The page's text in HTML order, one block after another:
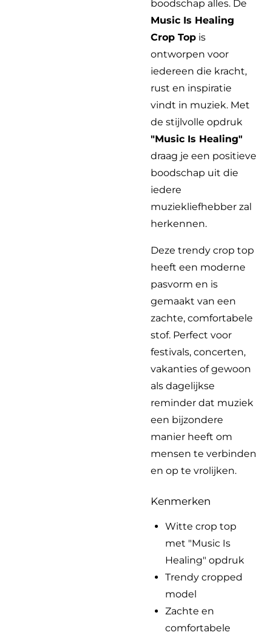
boodschap alles. De
Music Is Healing
Crop Top is
ontworpen voor
iedereen die kracht,
rust en inspiratie
vindt in muziek. Met
de stijlvolle opdruk
"Music Is Healing"
draag je een positieve
boodschap uit die
iedere
muziekliefhebber zal
herkennen.
Deze trendy crop top
heeft een moderne
pasvorm en is
gemaakt van een
zachte, comfortabele
stof. Perfect voor
festivals, concerten,
vakanties of gewoon
als dagelijkse
reminder dat muziek
een bijzondere
manier heeft om
mensen te verbinden
en op te vrolijken.
Kenmerken
Witte crop top
met "Music Is
Healing" opdruk
Trendy cropped
model
Zachte en
comfortabele